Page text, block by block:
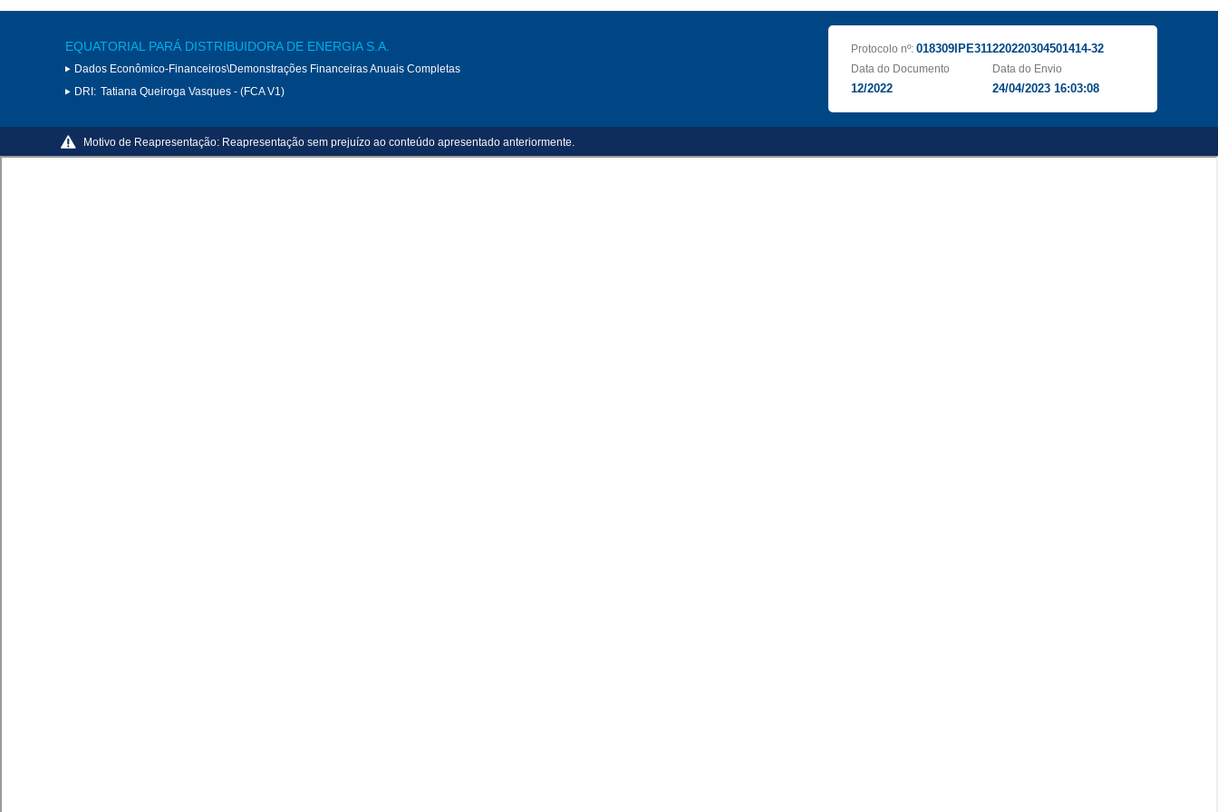
EQUATORIAL PARÁ DISTRIBUIDORA DE ENERGIA S.A.
Dados Econômico-Financeiros\Demonstrações Financeiras Anuais Completas
DRI: Tatiana Queiroga Vasques - (FCA V1)
Protocolo nº: 018309IPE311220220304501414-32
Data do Documento
12/2022
Data do Envio
24/04/2023 16:03:08
Motivo de Reapresentação: Reapresentação sem prejuízo ao conteúdo apresentado anteriormente.